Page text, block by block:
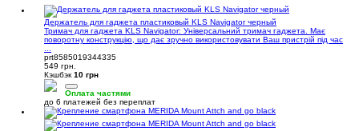
Держатель для гаджета пластиковый KLS Navigator черный
Тримач для гаджета KLS Navigator: Універсальний тримач гаджета. Має
поворотну конструкцію, що дає зручно використовувати Ваш пристрій під час
prt8585019344335
549 грн.
Кэшбэк 10 грн
Оплата частями
до 6 платежей без переплат